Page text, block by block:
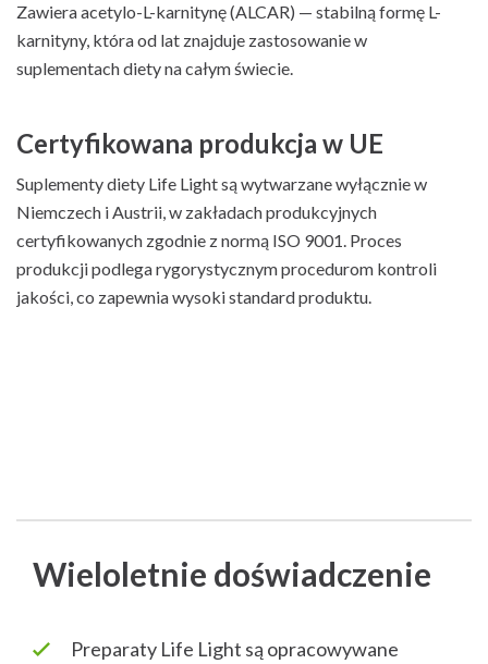
Zawiera acetylo-L-karnitynę (ALCAR) — stabilną formę L-
karnityny, która od lat znajduje zastosowanie w
suplementach diety na całym świecie.
Certyfikowana produkcja w UE
Suplementy diety Life Light są wytwarzane wyłącznie w
Niemczech i Austrii, w zakładach produkcyjnych
certyfikowanych zgodnie z normą ISO 9001. Proces
produkcji podlega rygorystycznym procedurom kontroli
jakości, co zapewnia wysoki standard produktu.
Wieloletnie doświadczenie
Preparaty Life Light są opracowywane